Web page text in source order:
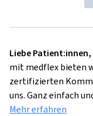
Liebe Patient:innen,
mit medflex bieten
zertifizierten
uns. Ganz einfach
Mehr erfahren